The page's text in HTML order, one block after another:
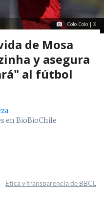
Colo Colo | X
de Mosa
y asegura
al fútbol
en BioBioChile
Ética y transparencia de BBCL